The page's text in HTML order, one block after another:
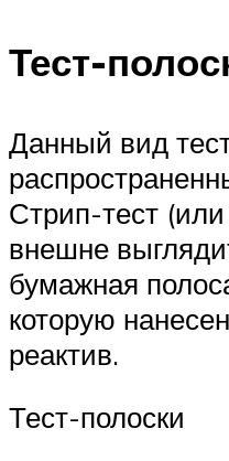
Тест-
Данный вид
Стрип-тест (или
внешне
бумажная
которую
реактив.
Тест-полоски